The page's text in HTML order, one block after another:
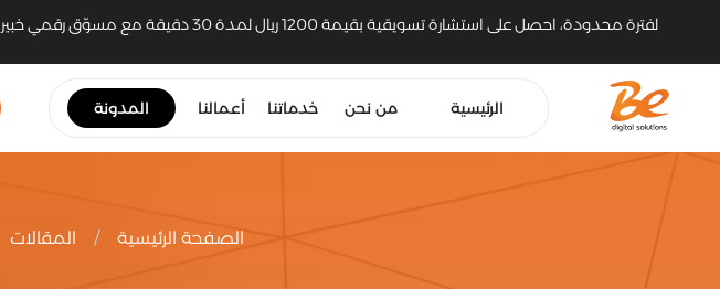
لفترة محدودة، احصل على استشارة تسويقية بقيمة 1200 ريال لمدة 30 دقيقة مع مسوّق رقمي خبير
الرئيسية من نحن خدماتنا أعمالنا المدونة
الصفحة الرئيسية / المقالات